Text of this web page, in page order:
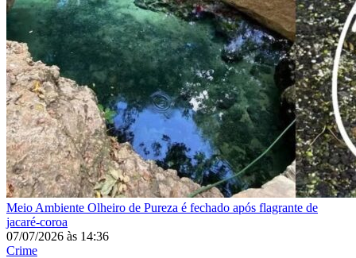
Meio Ambiente Olheiro de Pureza é fechado após flagrante de
jacaré-coroa
07/07/2026 às 14:36
Crime